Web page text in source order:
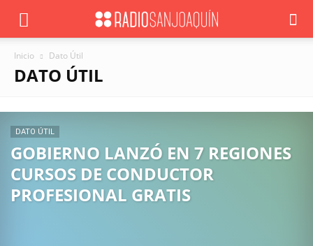
Inicio Dato Útil
DATO ÚTIL
DATO ÚTIL
GOBIERNO LANZÓ EN 7 REGIONES
CURSOS DE CONDUCTOR
PROFESIONAL GRATIS